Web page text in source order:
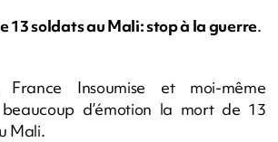
13 soldats au Mali: stop à la guerre.
Insoumise et moi-même
d’émotion la mort de 13
Mali.